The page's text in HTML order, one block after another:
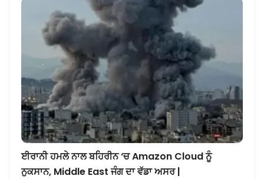
ਈਰਾਨੀ ਹਮਲੇ ਨਾਲ ਬਹਿਰੀਨ ‘ਚ Amazon Cloud ਨੂੰ
ਨੁਕਸਾਨ, Middle East ਜੰਗ ਦਾ ਵੱਡਾ ਅਸਰ |